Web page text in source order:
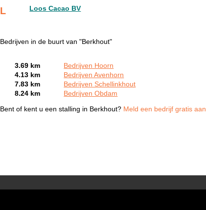
L Loos Cacao BV
Bedrijven in de buurt van "Berkhout"
3.69 km
Bedrijven Hoorn
4.13 km
Bedrijven Avenhorn
7.83 km
Bedrijven Schellinkhout
8.24 km
Bedrijven Obdam
Bent of kent u een stalling in Berkhout? Meld een bedrijf gratis aan